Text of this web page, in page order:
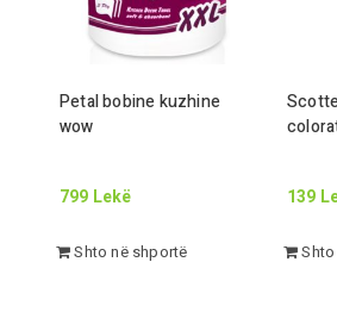
Petal bobine kuzhine
wow
799 Lekë
Shto në shportë
139